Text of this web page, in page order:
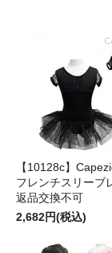
【10128c】
フレンチスリーブ
返品交換不可
2,682円(税込)